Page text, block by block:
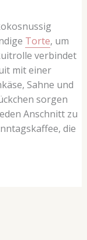
Torte, um
verbindet
mit einer
Sahne und
sorgen
Anschnitt zu
die